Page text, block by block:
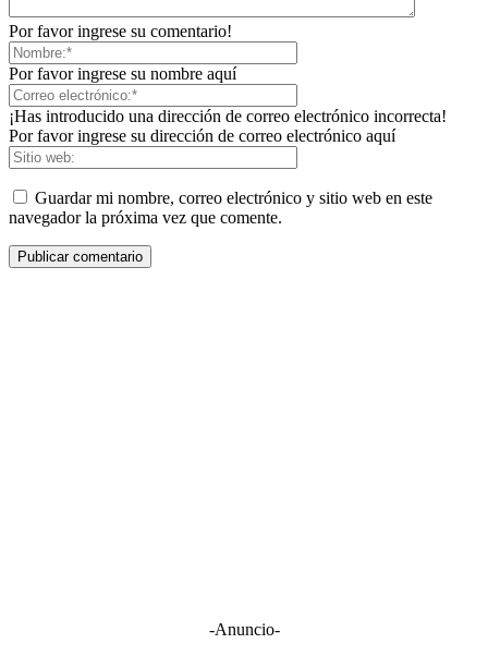
Por favor ingrese su comentario!
Por favor ingrese su nombre aquí
¡Has introducido una dirección de correo electrónico incorrecta!
Por favor ingrese su dirección de correo electrónico aquí
Guardar mi nombre, correo electrónico y sitio web en este
navegador la próxima vez que comente.
-Anuncio-